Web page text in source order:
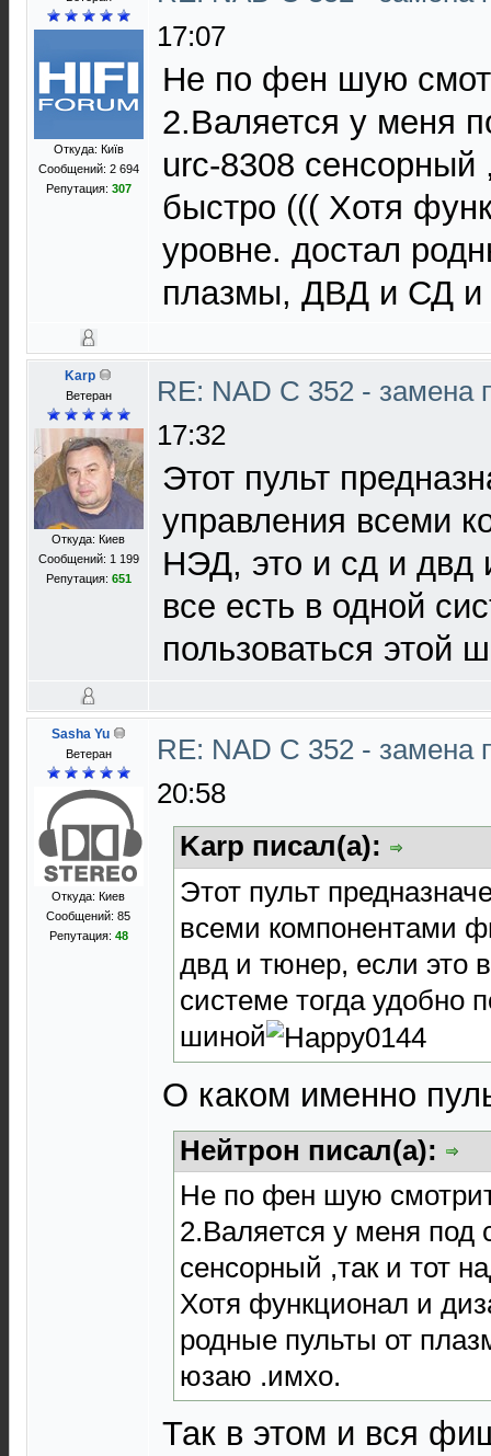
Откуда: Київ
Сообщений: 2 694
Репутация: 307
17:07
Не по фен шую
2.Валяется у меня
urc-8308 сенсорный
быстро ((( Хотя
уровне. достал
плазмы, ДВД и СД и
Karp
Ветеран
Откуда: Киев
Сообщений: 1 199
Репутация: 651
RE: NAD C 352 - замена
17:32
Этот пульт
управления всеми
НЭД, это и сд и двд
все есть в одной
пользоваться этой
Sasha Yu
Ветеран
Откуда: Киев
Сообщений: 85
Репутация: 48
RE: NAD C 352 - замена
20:58
Karp писал(а):
Этот пульт
всеми компонентами
двд и тюнер, если это
системе тогда удобно
шиной
О каком именно
Нейтрон писал(а):
Не по фен шую
2.Валяется у меня под
сенсорный ,так и тот
Хотя функционал и
родные пульты от
юзаю .имхо.
Так в этом и вся